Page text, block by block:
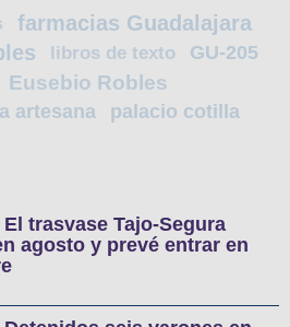
farmacias Guadalajara
libros de texto
GU-205
Eusebio Robles
artesana
palacio cotilla
El trasvase Tajo-Segura
agosto y prevé entrar en